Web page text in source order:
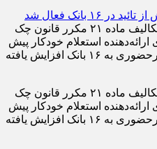
بررسی عملکرد بانک‌ها در اجرای تکالیف ماده ۲۱ مکرر قانون چک
استعلام خودکار پیش
از تأیید چک از طریق درگاه‌های غیرحضوری به ۱۶ بانک افزایش یافته
بررسی عملکرد بانک‌ها در اجرای تکالیف ماده ۲۱ مکرر قانون چک
استعلام خودکار پیش
از تأیید چک از طریق درگاه‌های غیرحضوری به ۱۶ بانک افزایش یافته